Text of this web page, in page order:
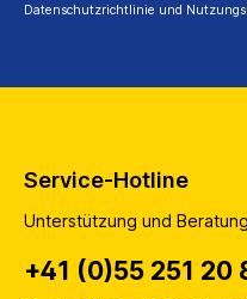
Datenschutzrichtlinie und
Service-Hotline
Unterstützung und
+41 (0)55 251 20